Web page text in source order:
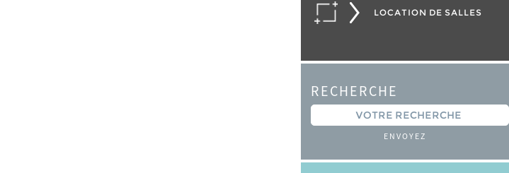
LOCATION DE SALLES
RECHERCHE
ENVOYEZ